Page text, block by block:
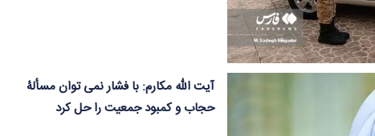
آیت الله مکارم: با فشار نمی توان مسألۀ
حجاب و کمبود جمعیت را حل کرد